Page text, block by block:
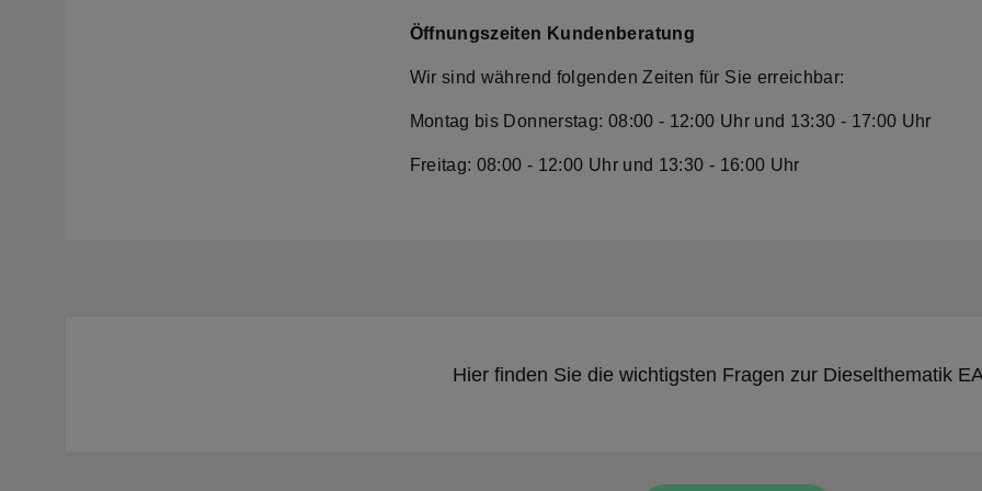
Öffnungszeiten Kundenberatung
Wir sind während folgenden Zeiten für Sie erreichbar:
Montag bis Donnerstag: 08:00 - 12:00 Uhr und 13:30 - 17:00 Uhr
Freitag: 08:00 - 12:00 Uhr und 13:30 - 16:00 Uhr
Hier finden Sie die wichtigsten Fragen zur Dieselthematik